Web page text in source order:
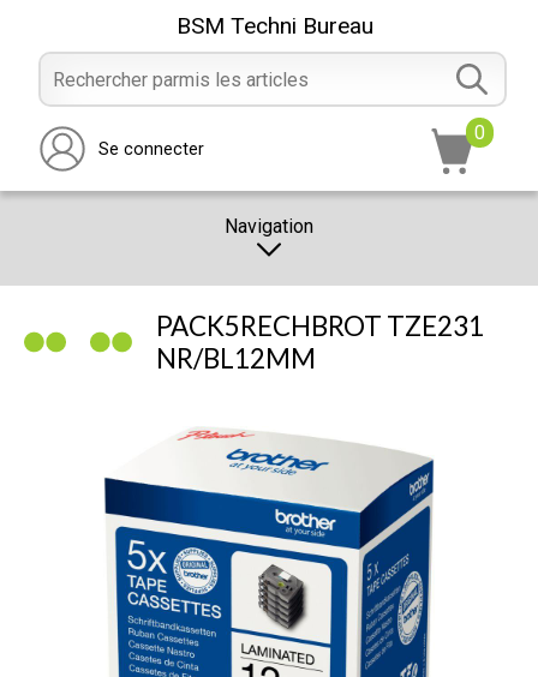
BSM Techni Bureau
Se connecter
0
Navigation
PROMOTION
NOUS CONTACTER
RÉALISATION
PACK5RECHBROT TZE231
NR/BL12MM